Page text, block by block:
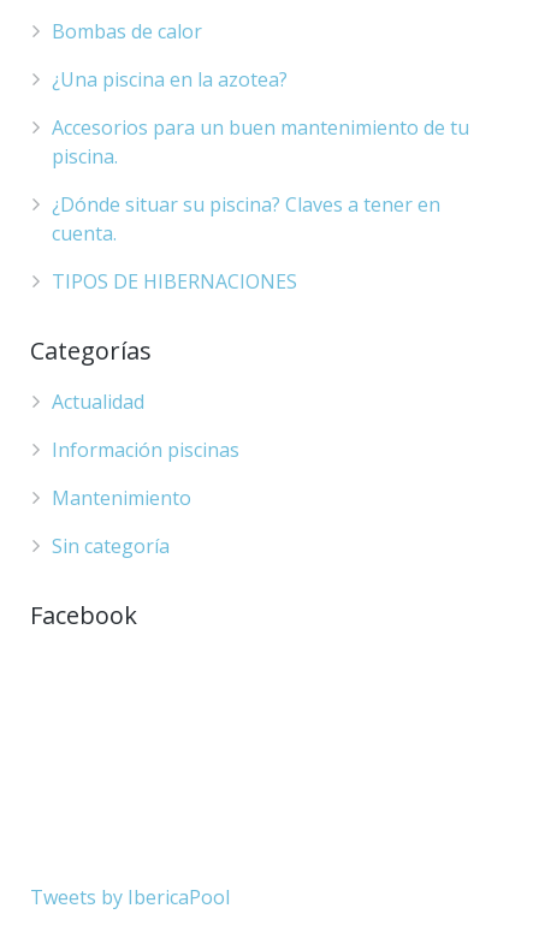
Bombas de calor
¿Una piscina en la azotea?
Accesorios para un buen mantenimiento de tu
piscina.
¿Dónde situar su piscina? Claves a tener en
cuenta.
TIPOS DE HIBERNACIONES
Categorías
Actualidad
Información piscinas
Mantenimiento
Sin categoría
Facebook
Tweets by IbericaPool